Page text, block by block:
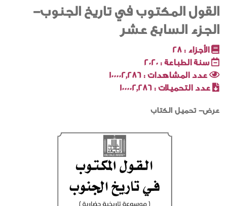
القول المكتوب في تاريخ الجنوب-
الجزء السابع عشر
الأجزاء : 28
سنة الطباعة : 2020
عدد المشاهدات : 100002٬286
عدد التحميلات : 100002٬286
عرض- تحميل الكتاب